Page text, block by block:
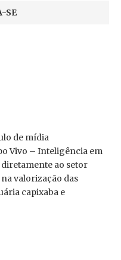
de mídia
Vivo – Inteligência em
ao setor
valorização das
capixaba e